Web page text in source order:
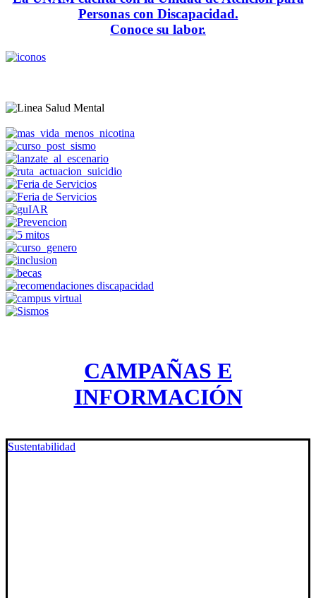
Personas con Discapacidad.
Conoce su labor.
CAMPAÑAS E
INFORMACIÓN
Sustentabilidad